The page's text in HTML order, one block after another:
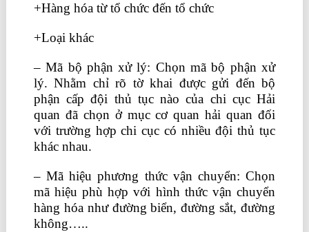
+Hàng hóa từ tổ chức đến tổ chức
+Loại khác
– Mã bộ phận xử lý: Chọn mã bộ phận xử
lý. Nhằm chỉ rõ tờ khai được gửi đến bộ
phận cấp đội thủ tục nào của chi cục Hải
quan đã chọn ở mục cơ quan hải quan đối
với trường hợp chi cục có nhiều đội thủ tục
khác nhau.
– Mã hiệu phương thức vận chuyển: Chọn
mã hiệu phù hợp với hình thức vận chuyển
hàng hóa như đường biển, đường sắt, đường
không…..